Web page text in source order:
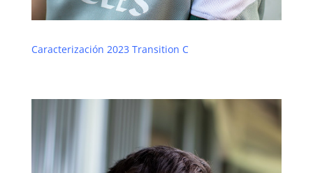
Caracterización 2023 Transition C